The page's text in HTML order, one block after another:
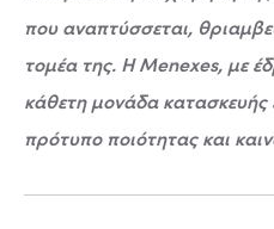
που αναπτύσσεται,
τομέα της. Η Menexes, με
κάθετη μονάδα κατασκευής
πρότυπο ποιότητας και